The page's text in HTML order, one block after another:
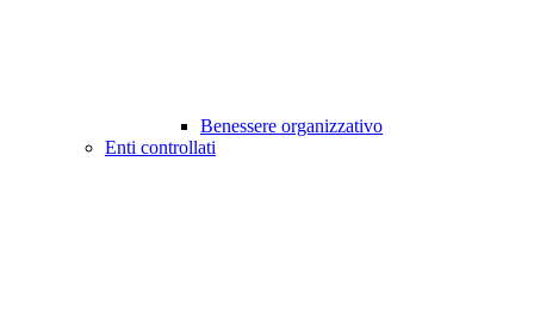
Benessere organizzativo
Enti controllati